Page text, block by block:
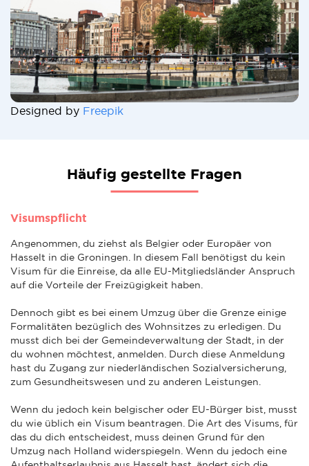
Designed by Freepik
Häufig gestellte Fragen
Visumspflicht
Angenommen, du ziehst als Belgier oder Europäer von
Hasselt in die Groningen. In diesem Fall benötigst du kein
Visum für die Einreise, da alle EU-Mitgliedsländer Anspruch
auf die Vorteile der Freizügigkeit haben.
Dennoch gibt es bei einem Umzug über die Grenze einige
Formalitäten bezüglich des Wohnsitzes zu erledigen. Du
musst dich bei der Gemeindeverwaltung der Stadt, in der
du wohnen möchtest, anmelden. Durch diese Anmeldung
hast du Zugang zur niederländischen Sozialversicherung,
zum Gesundheitswesen und zu anderen Leistungen.
Wenn du jedoch kein belgischer oder EU-Bürger bist, musst
du wie üblich ein Visum beantragen. Die Art des Visums, für
das du dich entscheidest, muss deinen Grund für den
Umzug nach Holland widerspiegeln. Wenn du jedoch eine